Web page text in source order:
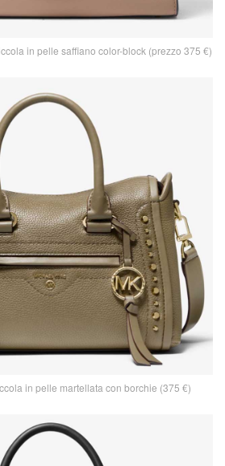
in pelle saffiano color-block (prezzo 375 €)
in pelle martellata con borchie (375 €)